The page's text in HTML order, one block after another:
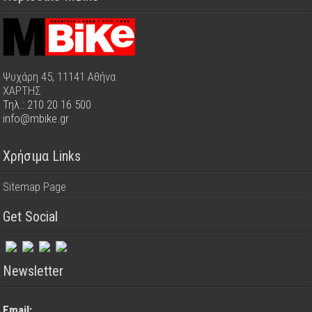
Ψυχάρη 45, 11141 Αθήνα
ΧΑΡΤΗΣ
Τηλ.: 210 20 16 500
info@mbike.gr
Χρήσιμα Links
Sitemap Page
Get Social
Newsletter